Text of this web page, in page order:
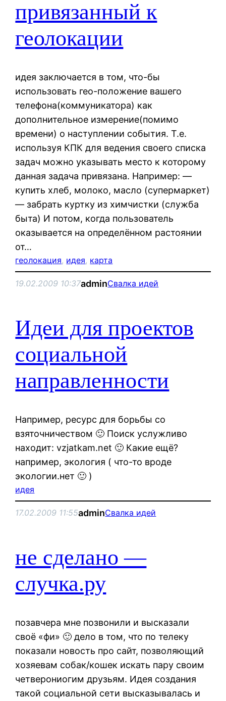
привязанный к
геолокации
идея заключается в том, что-бы
использовать гео-положение вашего
телефона(коммуникатора) как
дополнительное измерение(помимо
времени) о наступлении события. Т.е.
используя КПК для ведения своего списка
задач можно указывать место к которому
данная задача привязана. Например: —
купить хлеб, молоко, масло (супермаркет)
— забрать куртку из химчистки (служба
быта) И потом, когда пользователь
оказывается на определённом растоянии
от…
геолокация, идея, карта
19.02.2009 10:37adminСвалка идей
Идеи для проектов
социальной
направленности
Например, ресурс для борьбы со
взяточничеством 🙂 Поиск услужливо
находит: vzjatkam.net 🙂 Какие ещё?
например, экология ( что-то вроде
экологии.нет 🙂 )
идея
17.02.2009 11:55adminСвалка идей
не сделано —
случка.ру
позавчера мне позвонили и высказали
своё «фи» 🙂 дело в том, что по телеку
показали новость про сайт, позволяющий
хозяевам собак/кошек искать пару своим
четверониогим друзьям. Идея создания
такой социальной сети высказывалась и